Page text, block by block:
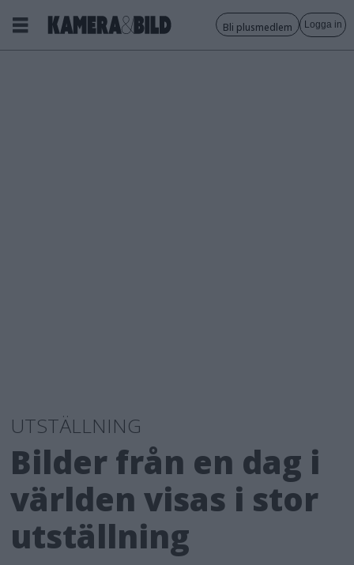
Bli plusmedlem Logga in
UTSTÄLLNING
Bilder från en dag i
världen visas i stor
utställning